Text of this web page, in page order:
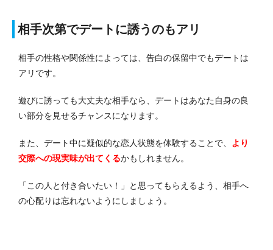
相手次第でデートに誘うのもアリ
相手の性格や関係性によっては、告白の保留中でもデートは
アリです。
遊びに誘っても大丈夫な相手なら、デートはあなた自身の良
い部分を見せるチャンスになります。
また、デート中に疑似的な恋人状態を体験することで、
より
交際への現実味が出てくるかもしれません。
「この人と付き合いたい！」と思ってもらえるよう、相手へ
の心配りは忘れないようにしましょう。